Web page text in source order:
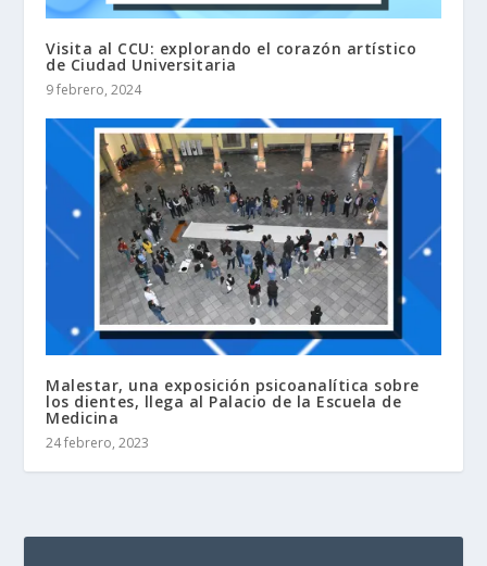
Visita al CCU: explorando el corazón artístico
de Ciudad Universitaria
9 febrero, 2024
Malestar, una exposición psicoanalítica sobre
los dientes, llega al Palacio de la Escuela de
Medicina
24 febrero, 2023